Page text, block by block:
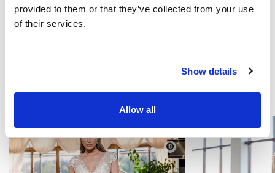
provided to them or that they’ve collected from your use
of their services.
Show details
Allow all
Dostawa i płatność
MOŻE CI SIĘ SPODOBAĆ